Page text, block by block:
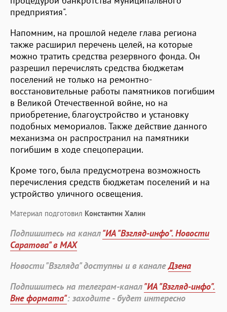
предприятия".
Напомним, на прошлой неделе глава региона
также расширил перечень целей, на которые
можно тратить средства резервного фонда. Он
разрешил перечислять средства бюджетам
поселений не только на ремонтно-
восстановительные работы памятников погибшим
в Великой Отечественной войне, но на
приобретение, благоустройство и установку
подобных мемориалов. Также действие данного
механизма он распространил на памятники
погибшим в ходе спецоперации.
Кроме того, была предусмотрена возможность
перечисления средств бюджетам поселений и на
устройство уличного освещения.
Материал подготовил Константин Халин
Подпишитесь на канал"ИА "Взгляд-инфо". Новости
Саратова" в MAX
Новости "Взгляда" доступны и в каналеДзена
Подпишитесь на телеграм-канал"ИА "Взгляд-инфо".
Вне формата": заходите - будет интересно